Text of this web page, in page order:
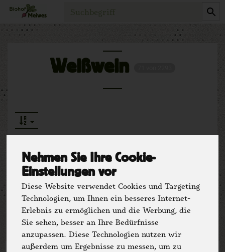
Nehmen Sie Ihre Cookie-
Einstellungen vor
Diese Website verwendet Cookies und Targeting
Technologien, um Ihnen ein besseres Internet-
Erlebnis zu ermöglichen und die Werbung, die
Sie sehen, besser an Ihre Bedürfnisse
anzupassen. Diese Technologien nutzen wir
außerdem um Ergebnisse zu messen, um zu
Produkt
Weißwein
Hersteller Ernährung
Allergene